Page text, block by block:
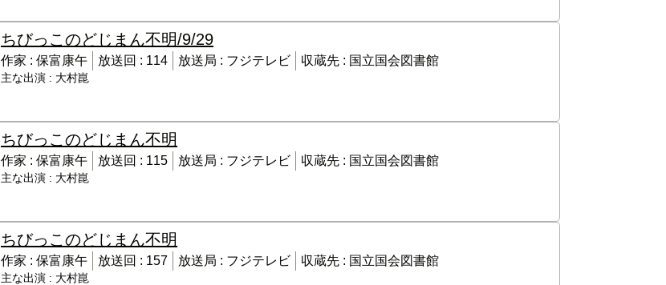
ちびっこのどじまん不明/9/29
作家 : 保富康午 放送回 : 114 放送局 : フジテレビ 収蔵先 : 国立国会図書館
主な出演 : 大村崑
ちびっこのどじまん不明
作家 : 保富康午 放送回 : 115 放送局 : フジテレビ 収蔵先 : 国立国会図書館
主な出演 : 大村崑
ちびっこのどじまん不明
作家 : 保富康午 放送回 : 157 放送局 : フジテレビ 収蔵先 : 国立国会図書館
主な出演 : 大村崑